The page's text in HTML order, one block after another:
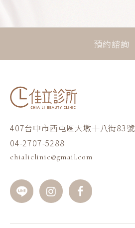
預約諮詢
407台中市西屯區大墩十八街83號
04-2707-5288
chialiclinic@gmail.com